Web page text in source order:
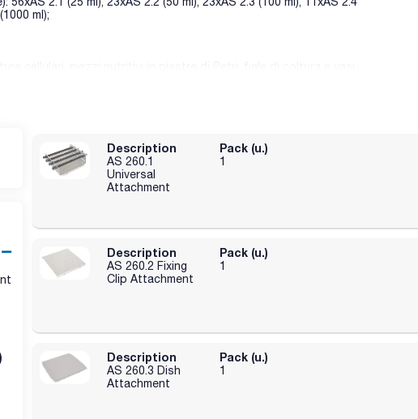
ml);
antiscivolo (PP);
AS 260.5:
arricchire;
in altezza per adattarsi a diverse dimensioni dell'imbuto
Description
AS 260.1
Universal
Attachment
Pack (u.)
1
Description
AS 260.2 Fixing
Clip Attachment
Pack (u.)
1
Description
AS 260.3 Dish
Attachment
Pack (u.)
1